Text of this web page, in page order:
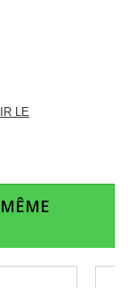
LE